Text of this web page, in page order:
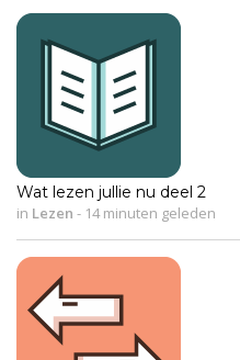
Wat lezen jullie nu deel 2
in Lezen - 14 minuten geleden